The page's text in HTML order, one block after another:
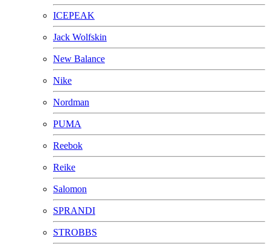
ICEPEAK
Jack Wolfskin
New Balance
Nike
Nordman
PUMA
Reebok
Reike
Salomon
SPRANDI
STROBBS